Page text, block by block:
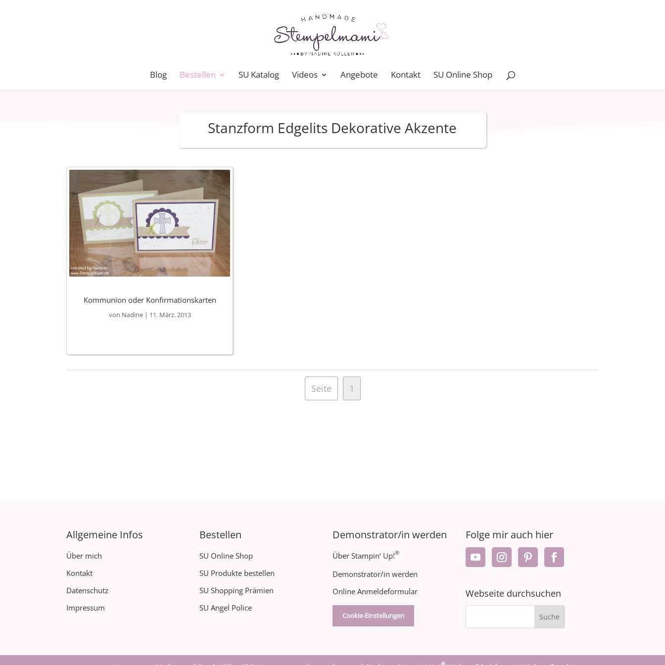
Blog Bestellen SU Katalog Videos Angebote Kontakt SU Online Shop
Stanzform Edgelits Dekorative Akzente
Kommunion oder Konfirmationskarten
von Nadine| 11. März. 2013
Seite 1
Allgemeine Infos
Über mich
Kontakt
Datenschutz
Impressum
Bestellen
SU Online Shop
SU Produkte bestellen
SU Shopping Prämien
SU Angel Police
Demonstrator/in werden
Über Stampin‘ Up!®
Demonstrator/in werden
Online Anmeldeformular
Cookie-Einstellungen
Folge mir auch hier
Webseite durchsuchen